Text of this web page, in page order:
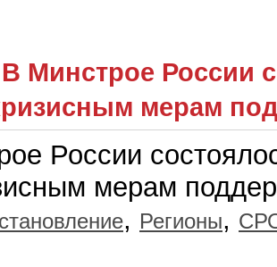
В Минстрое России
мерам
России
мерам
, Регионы,